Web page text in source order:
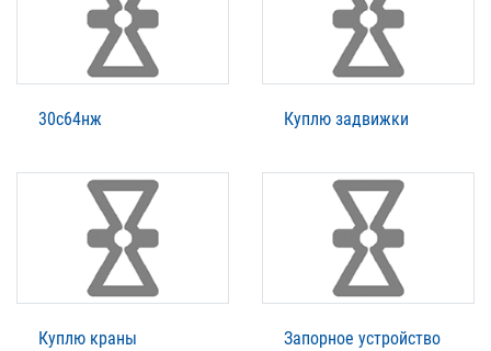
30с64нж Куплю задвижки
Куплю краны Запорное устройство